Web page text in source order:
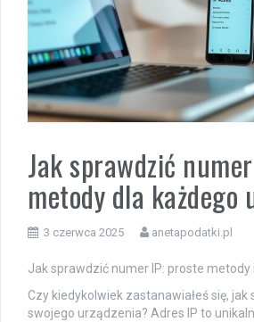
Jak sprawdzić
metody dla każdego
3 czerwca 2025 anetapodatki.pl
Jak sprawdzić numer IP: proste metody
Czy kiedykolwiek zastanawiałeś się, jak
swojego urządzenia? Adres IP to